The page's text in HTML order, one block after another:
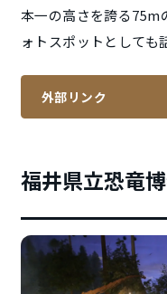
本一の高さを誇る75m
ォトスポットとしても
外部リンク
福井県立恐竜